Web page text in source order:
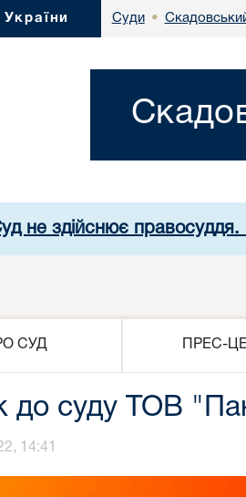
Суди •
не здійснює правосуддя.
СУД ПРЕС-
до суду ТОВ
14:41